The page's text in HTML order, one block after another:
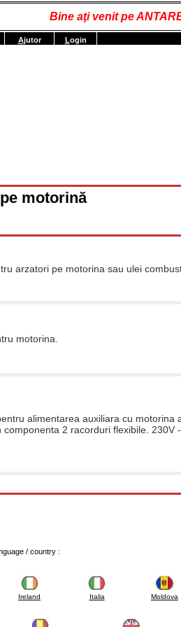
Bine aţi venit pe
motorină
arzatori pe motorina sau ulei
motorina.
alimentarea auxiliara cu motorina
2 racorduri flexibile. 230V -
/ country :
Ireland Italia Moldova
Ajutor Login